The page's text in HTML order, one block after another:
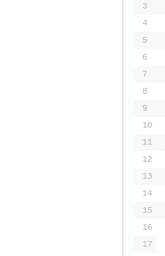
3
4
5
6
7
8
9
10
11
12
13
14
15
16
17